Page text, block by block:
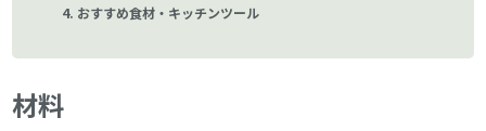
おすすめ食材・キッチンツール
材料